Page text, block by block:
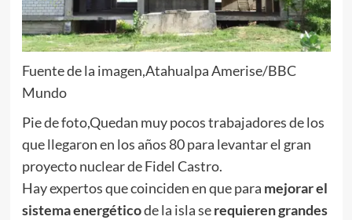
Fuente de la imagen,Atahualpa Amerise/BBC
Mundo
Pie de foto,Quedan muy pocos trabajadores de los
que llegaron en los años 80 para levantar el gran
proyecto nuclear de Fidel Castro.
Hay expertos que coinciden en que para mejorar el
sistema energéticode la isla serequieren grandes